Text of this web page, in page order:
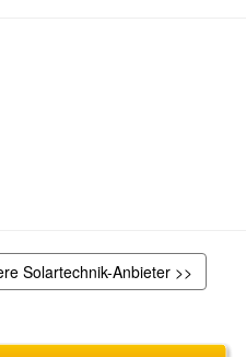
Solartechnik-Anbieter >>